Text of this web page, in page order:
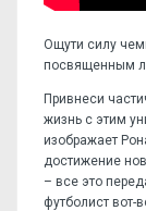
Ощути силу
посвященным
Привнеси
жизнь с этим
изображает
достижение
– все это
футболист вот-